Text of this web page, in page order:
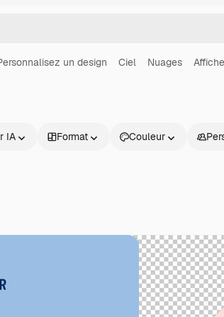
un design Ciel Nuages
IA Format Couleur
Commencer